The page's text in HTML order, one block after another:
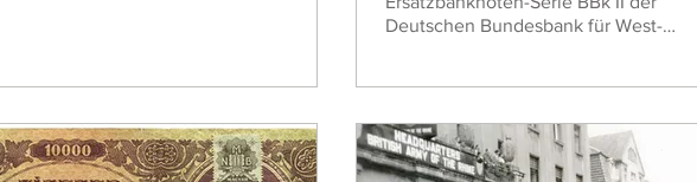
Deutschen Bundesbank für West-